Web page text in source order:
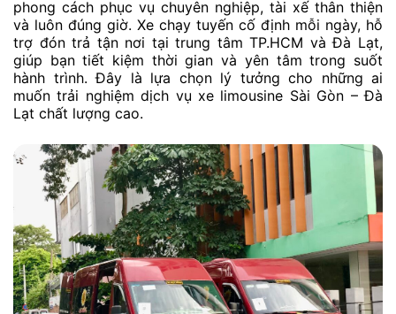
phong cách phục vụ chuyên nghiệp, tài xế thân thiện
và luôn đúng giờ. Xe chạy tuyến cố định mỗi ngày, hỗ
trợ đón trả tận nơi tại trung tâm TP.HCM và Đà Lạt,
giúp bạn tiết kiệm thời gian và yên tâm trong suốt
hành trình. Đây là lựa chọn lý tưởng cho những ai
muốn trải nghiệm dịch vụ xe limousine Sài Gòn – Đà
Lạt chất lượng cao.